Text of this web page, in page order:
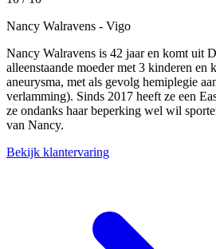
Nancy Walravens - Vigo
Nancy Walravens is 42 jaar en komt uit
alleenstaande moeder met 3 kinderen en
aneurysma, met als gevolg hemiplegie
verlamming). Sinds 2017 heeft ze een
ze ondanks haar beperking wel wil
van Nancy.
Bekijk klantervaring